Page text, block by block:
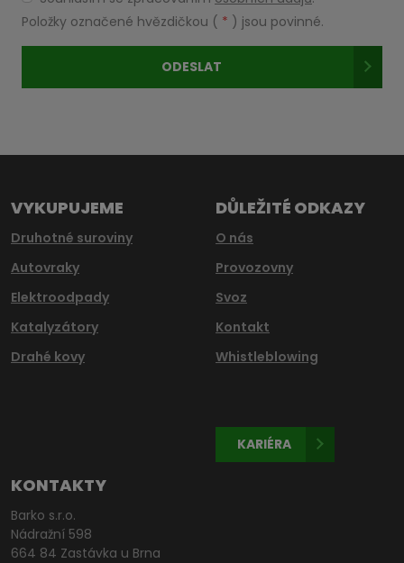
se
zpracováním
osobních
Položky označené hvězdičkou ( * ) jsou povinné.
ODESLAT
nepodařilo
VYKUPUJEME
Druhotné suroviny
Autovraky
Elektroodpady
Katalyzátory
Drahé kovy
DŮLEŽITÉ ODKAZY
O nás
Provozovny
Svoz
Kontakt
Whistleblowing
KARIÉRA
KONTAKTY
Barko s.r.o.
Nádražní 598
664 84 Zastávka u Brna